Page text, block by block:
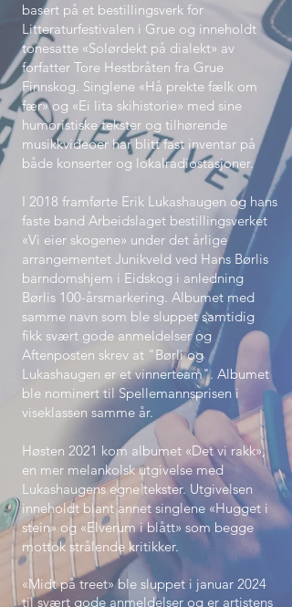
basert på et bestillingsverk for
Litteraturfestivalen i Grue og inneholdt
tonesatte «Solørdekt på dialekt» av
forfatter Tore Hestbråten fra Grue
Finnskog. Singlene «Hå prekte fælk om
fær» og «Ei lita skihistorie» med sine
humoristiske tekster og tilhørende
musikkvideoer har blitt fast inventar på
både konserter og lokalradiostasjoner.
I 2018 framførte Erik Lukashaugen og hans
faste band Arbeidslaget bestillingsverket
«Vi eier skogene» under det årlige
arrangementet Junikveld ved Hans Børlis
barndomshjem i Eidskog i anledning
Børlis 100-årsmarkering. Albumet med
samme navn som ble sluppet samtidig
fikk svært gode anmeldelser og
Aftenposten skrev at "Børli og
Lukashaugen er et vinnerteam". Albumet
ble nominert til Spellemannsprisen i
viseklassen samme år.
Høsten 2021 kom albumet «Det vi rakk»,
en mer melankolsk utgivelse med
Lukashaugens egne tekster. Utgivelsen
inneholdt blant annet singlene «Hugget i
stein» og «Elverum i blått» som begge
mottok strålende kritikker.
«Midt på treet» ble sluppet i januar 2024
til svært gode anmeldelser og er artistens